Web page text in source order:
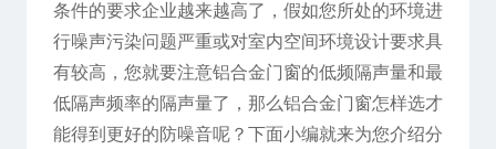
条件的要求企业越来越高了，假如您所处的环境进
行噪声污染问题严重或对室内空间环境设计要求具
有较高，您就要注意铝合金门窗的低频隔声量和最
低隔声频率的隔声量了，那么铝合金门窗怎样选才
能得到更好的防噪音呢？下面小编就来为您介绍分